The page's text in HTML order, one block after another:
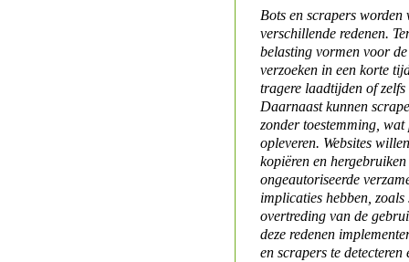
Bots en scrapers worden
verschillende redenen.
belasting vormen voor
verzoeken in een korte
tragere laadtijden of
Daarnaast kunnen
zonder toestemming,
opleveren. Websites
kopiëren en
ongeautoriseerde
implicaties hebben,
overtreding van de
deze redenen
en scrapers te detecteren